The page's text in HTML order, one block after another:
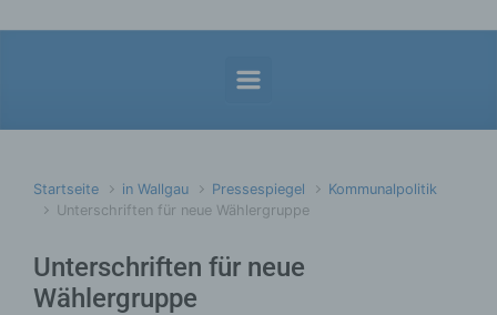
Startseite in Wallgau Pressespiegel
Kommunalpolitik
Unterschriften für neue Wählergruppe
Unterschriften für neue
Wählergruppe